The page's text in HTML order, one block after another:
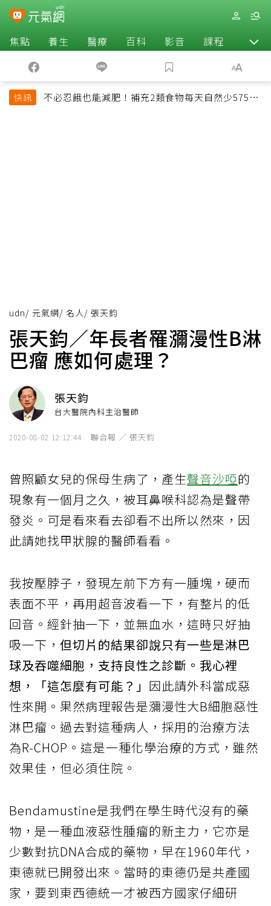
焦點 養生 醫療 百科 影音 課程 退休
快訊
不必忍餓也能減肥！補充2類食物每天自然少575大
udn/ 元氣網/ 名人/ 張天鈞
張天鈞／年長者罹瀰漫性B淋
巴瘤 應如何處理？
張天鈞
台大醫院內科主治醫師
2020-08-02 12:12:44 聯合報 ／ 張天鈞
曾照顧女兒的保母生病了，產生聲音沙啞的
現象有一個月之久，被耳鼻喉科認為是聲帶
發炎。可是看來看去卻看不出所以然來，因
此請她找甲狀腺的醫師看看。
我按壓脖子，發現左前下方有一腫塊，硬而
表面不平，再用超音波看一下，有整片的低
回音。經針抽一下，並無血水，這時只好抽
吸一下， 但切片的結果卻說只有一些是淋巴
球及吞噬細胞，支持良性之診斷。我心裡
想，「這怎麼有可能？」 因此請外科當成惡
性來開。果然病理報告是瀰漫性大B細胞惡性
淋巴瘤。過去對這種病人，採用的治療方法
為R-CHOP。這是一種化學治療的方式，雖然
效果佳，但必須住院。
Bendamustine是我們在學生時代沒有的藥
物，是一種血液惡性腫瘤的新主力，它亦是
少數對抗DNA合成的藥物，早在1960年代，
東德就已開發出來。當時的東德仍是共產國
家，要到東西德統一才被西方國家仔細研